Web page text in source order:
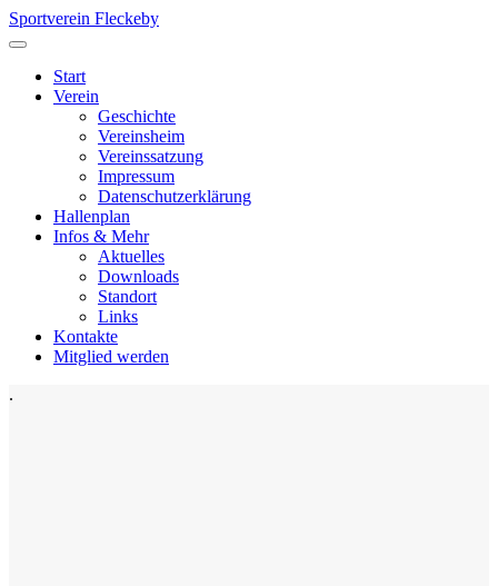
Sportverein Fleckeby
Start
Verein
Geschichte
Vereinsheim
Vereinssatzung
Impressum
Datenschutzerklärung
Hallenplan
Infos & Mehr
Aktuelles
Downloads
Standort
Links
Kontakte
Mitglied werden
.